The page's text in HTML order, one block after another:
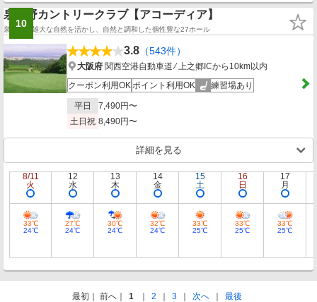
10
泉佐野カントリークラブ【アコーディア】
泉佐野の雄大な自然を活かし、自然と調和した個性豊な27ホール
3.8 （543件）
大阪府 関西空港自動車道 ⁄ 上之郷ICから10km以内
クーポン利用OKポイント利用OK 練習場あり
平日
7,490円〜
土日祝 8,490円〜
詳細を見る
8/11
火
33℃
24℃
12
水
27℃
24℃
13
木
30℃
24℃
14
金
32℃
24℃
15
土
33℃
25℃
16
日
33℃
25℃
17
月
33℃
25℃
最初 前へ 1 2 3 次へ 最後